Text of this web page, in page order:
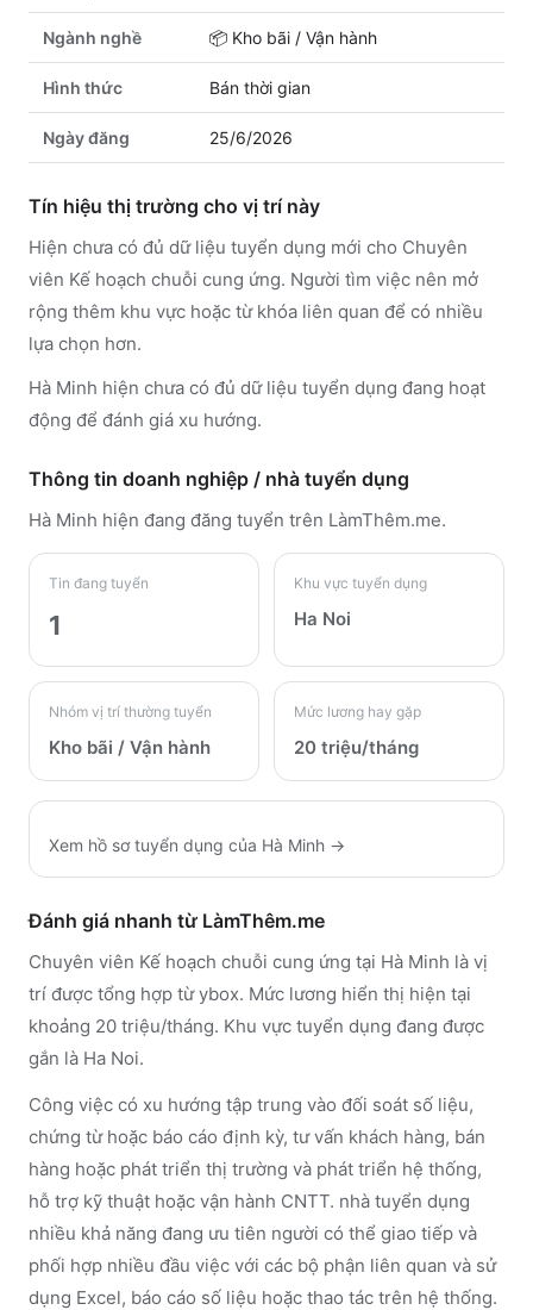
Ngành nghề 📦 Kho bãi / Vận hành
Hình thức Bán thời gian
Ngày đăng 25/6/2026
Tín hiệu thị trường cho vị trí này
Hiện chưa có đủ dữ liệu tuyển dụng mới cho Chuyên
viên Kế hoạch chuỗi cung ứng. Người tìm việc nên mở
rộng thêm khu vực hoặc từ khóa liên quan để có nhiều
lựa chọn hơn.
Hà Minh hiện chưa có đủ dữ liệu tuyển dụng đang hoạt
động để đánh giá xu hướng.
Thông tin doanh nghiệp / nhà tuyển dụng
Hà Minh hiện đang đăng tuyển trên LàmThêm.me.
Tin đang tuyển
1
Khu vực tuyển dụng
Ha Noi
Nhóm vị trí thường tuyển
Kho bãi / Vận hành
Mức lương hay gặp
20 triệu/tháng
Xem hồ sơ tuyển dụng của Hà Minh →
Đánh giá nhanh từ LàmThêm.me
Chuyên viên Kế hoạch chuỗi cung ứng tại Hà Minh là vị
trí được tổng hợp từ ybox. Mức lương hiển thị hiện tại
khoảng 20 triệu/tháng. Khu vực tuyển dụng đang được
gắn là Ha Noi.
Công việc có xu hướng tập trung vào đối soát số liệu,
chứng từ hoặc báo cáo định kỳ, tư vấn khách hàng, bán
hàng hoặc phát triển thị trường và phát triển hệ thống,
hỗ trợ kỹ thuật hoặc vận hành CNTT. nhà tuyển dụng
nhiều khả năng đang ưu tiên người có thể giao tiếp và
phối hợp nhiều đầu việc với các bộ phận liên quan và sử
dụng Excel, báo cáo số liệu hoặc thao tác trên hệ thống.